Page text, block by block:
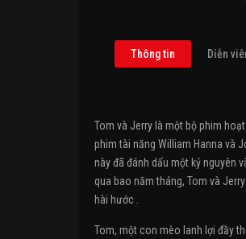
Thông tin Diễn
Tom và Jerry là một bộ phim
phim tài năng William Hanna và
này đã đánh dấu một kỷ nguyên
qua bao năm tháng, Tom và
hài hước .
Tom, một con mèo lanh lợi đầy